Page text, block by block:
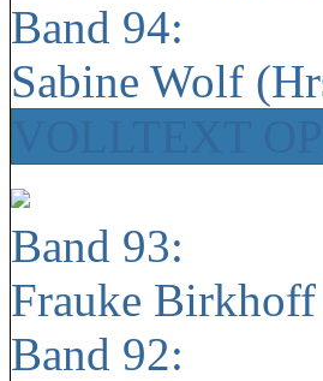
Band 94:
Sabine Wolf
Band 93:
Frauke Birkhoff
Band 92: